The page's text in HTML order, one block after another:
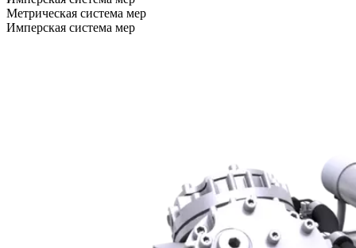
Метрическая система мер
Имперская система мер